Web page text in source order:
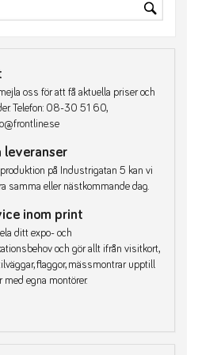
oss för att få aktuella priser och
Telefon: 08-30 51 60,
leveranser
på Industrigatan 5 kan vi
samma eller nästkommande dag.
inom print
ditt expo- och
och gör allt ifrån visitkort,
flaggor, mässmontrar upptill
med egna montörer.